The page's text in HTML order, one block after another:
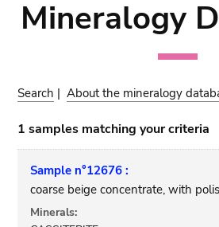
Mineralogy
Search |About the mineralogy
1 samples matching your criteria
Sample n°12676 :
coarse beige concentrate, with
Minerals: